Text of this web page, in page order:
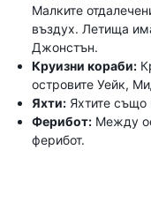
Малките
въздух. Летища
Джонстън.
Круизни кораби:
островите Уейк,
Яхти: Яхтите също
Ферибот: Между
ферибот.